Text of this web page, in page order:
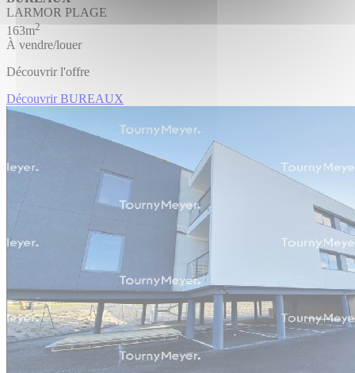
LARMOR PLAGE
163m2
À vendre/louer
Découvrir l'offre
Découvrir BUREAUX